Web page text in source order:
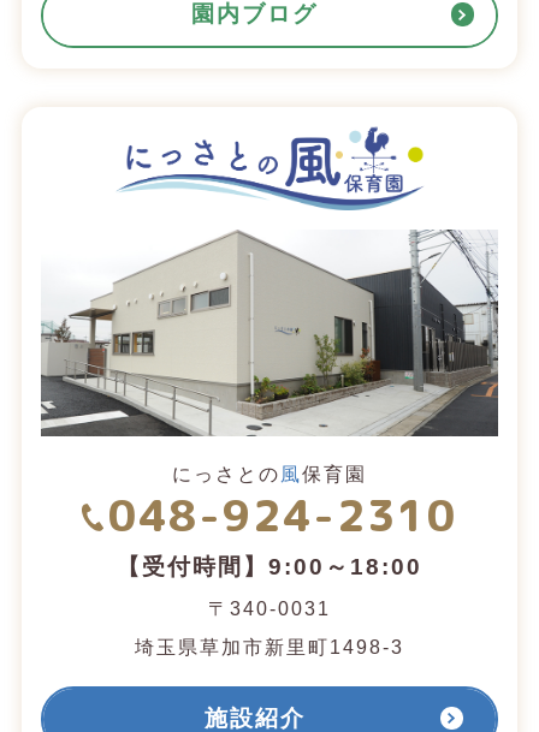
園内ブログ
にっさとの風保育園
048-924-2310
【受付時間】9:00～18:00
〒340-0031
埼玉県草加市新里町1498-3
施設紹介